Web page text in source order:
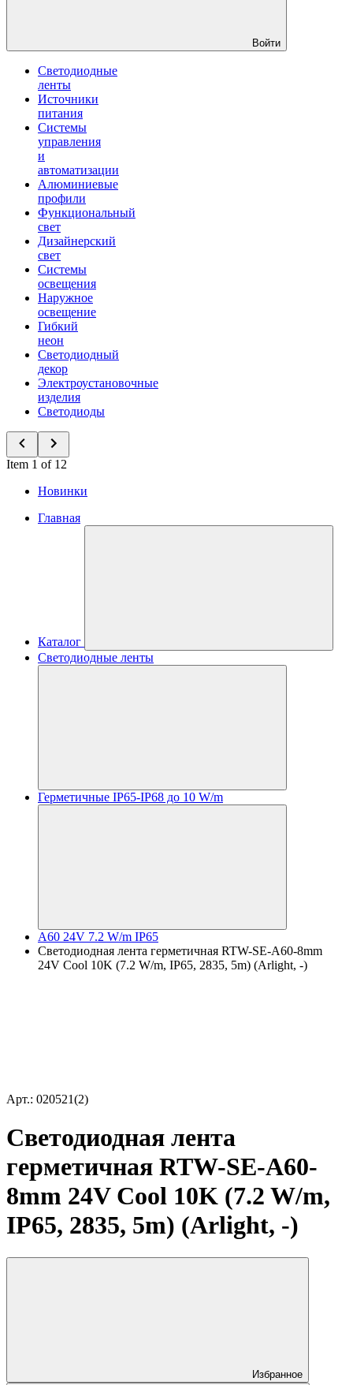
Войти
Светодиодные
ленты
Источники
питания
Системы
управления
и
автоматизации
Алюминиевые
профили
Функциональный
свет
Дизайнерский
свет
Системы
освещения
Наружное
освещение
Гибкий
неон
Светодиодный
декор
Электроустановочные
изделия
Светодиоды
Item 1 of 12
Новинки
Главная
Каталог
Светодиодные ленты
Герметичные IP65-IP68 до 10 W/m
A60 24V 7.2 W/m IP65
Светодиодная лента герметичная RTW-SE-A60-8mm
24V Cool 10K (7.2 W/m, IP65, 2835, 5m) (Arlight, -)
Арт.: 020521(2)
Светодиодная лента
герметичная RTW-SE-A60-
8mm 24V Cool 10K (7.2 W/m,
IP65, 2835, 5m) (Arlight, -)
Избранное